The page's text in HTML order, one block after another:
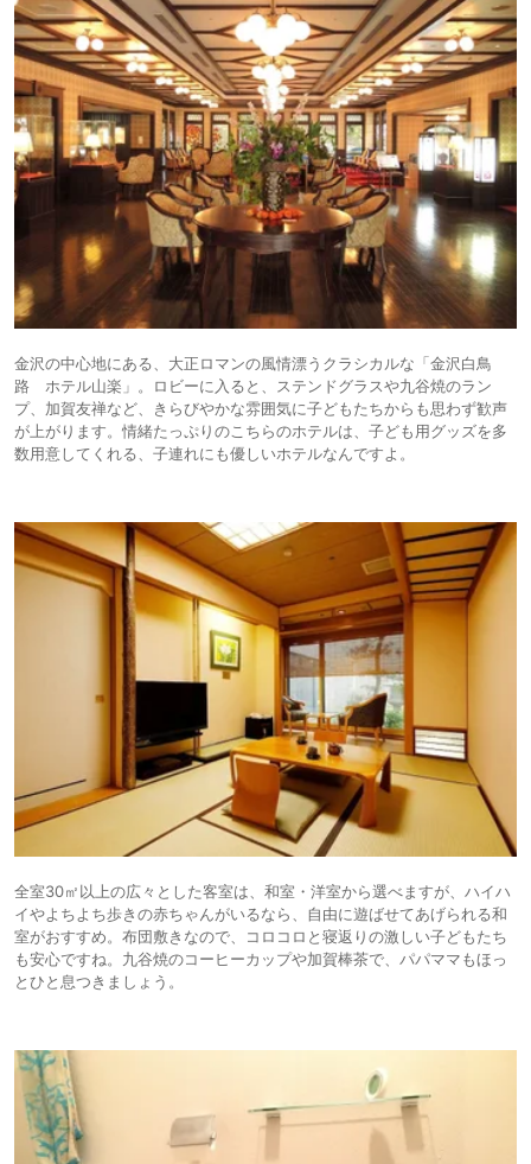
金沢の中心地にある、大正ロマンの風情漂うクラシカルな「金沢白鳥
路 ホテル山楽」。ロビーに入ると、ステンドグラスや九谷焼のラン
プ、加賀友禅など、きらびやかな雰囲気に子どもたちからも思わず歓声
が上がります。情緒たっぷりのこちらのホテルは、子ども用グッズを多
数用意してくれる、子連れにも優しいホテルなんですよ。
全室30㎡以上の広々とした客室は、和室・洋室から選べますが、ハイハ
イやよちよち歩きの赤ちゃんがいるなら、自由に遊ばせてあげられる和
室がおすすめ。布団敷きなので、コロコロと寝返りの激しい子どもたち
も安心ですね。九谷焼のコーヒーカップや加賀棒茶で、パパママもほっ
とひと息つきましょう。